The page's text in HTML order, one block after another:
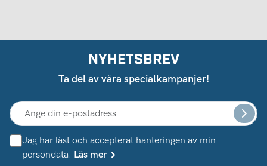
NYHETSBREV
Ta del av våra specialkampanjer!
Jag har läst och accepterat hanteringen av min
persondata. Läs mer